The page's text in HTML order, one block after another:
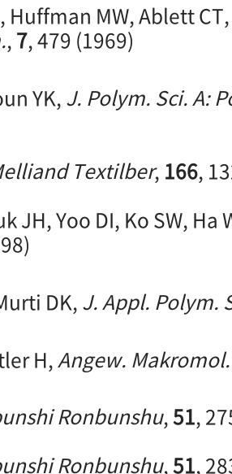
Huffman MW, Ablett
,7, 479 (1969)
YK,J. Polym. Sci. A:
Textilber, 166,
JH, Yoo DI, Ko SW, Ha
DK,J. Appl. Polym.
H,Angew.
Ronbunshu,51,
Ronbunshu,51,